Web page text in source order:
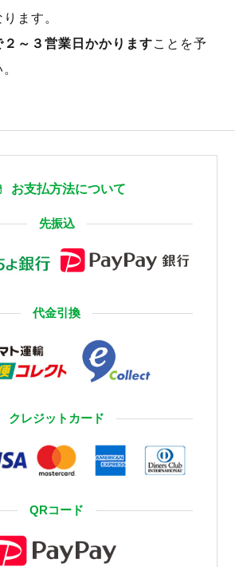
ます。
～３営業日かかりますことを予
お支払方法について
先振込
代金引換
クレジットカード
QRコード